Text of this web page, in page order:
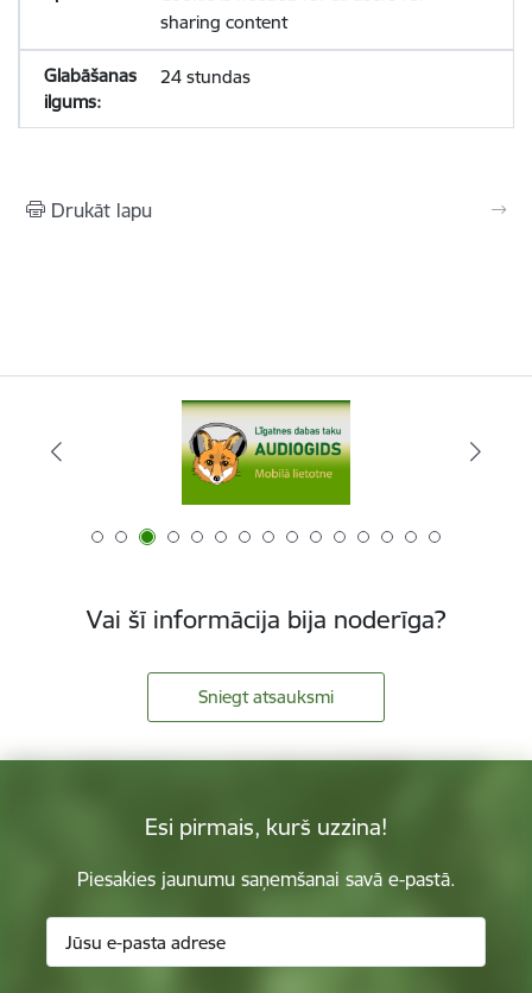
sharing content
24 stundas
Drukāt lapu
Vai šī informācija bija noderīga?
Sniegt atsauksmi
Esi pirmais, kurš uzzina!
Piesakies jaunumu saņemšanai savā e-pastā.